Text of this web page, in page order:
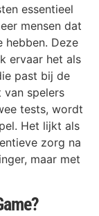
essentieel
mensen dat
hebben. Deze
ervaar het als
past bij de
van spelers
tests, wordt
Het lijkt als
zorg na
maar met